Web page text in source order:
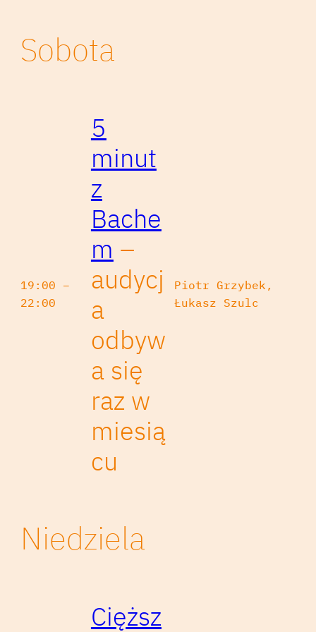
Sobota
19:00 –
22:00
5
minut
z
Bache
m –
audycj
a
odbyw
a się
raz w
miesią
cu
Piotr Grzybek,
Łukasz Szulc
Niedziela
Cięższ